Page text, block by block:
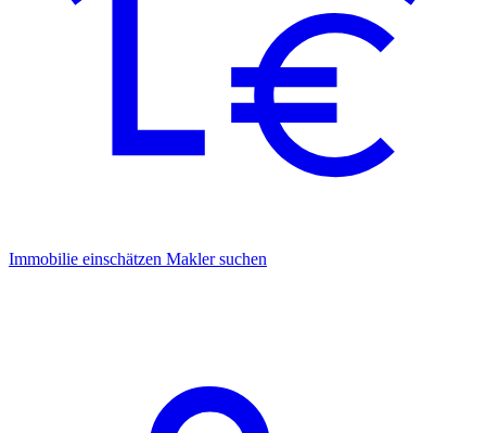
Immobilie einschätzen Makler suchen